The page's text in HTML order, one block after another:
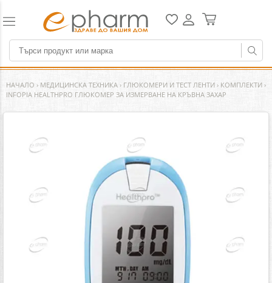
НАЧАЛО › МЕДИЦИНСКА ТЕХНИКА › ГЛЮКОМЕРИ И ТЕСТ ЛЕНТИ › КОМПЛЕКТИ ›
INFOPIA HEALTHPRO ГЛЮКОМЕР ЗА ИЗМЕРВАНЕ НА КРЪВНА ЗАХАР